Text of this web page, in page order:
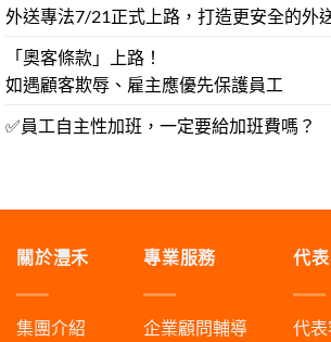
外送專法7/21正式上路，打造更安全的外
「奧客條款」上路！
如遇顧客欺辱、雇主應優先保護員工
✅員工自主性加班，一定要給加班費嗎？
關於灃禾
集團介紹
專業服務
企業顧問輔導
代
代表